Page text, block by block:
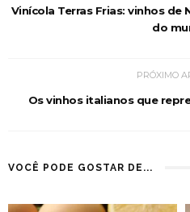
Vinícola Terras Frias: vinhos de
do
PRÓXIMO
Os vinhos italianos que
VOCÊ PODE GOSTAR DE...